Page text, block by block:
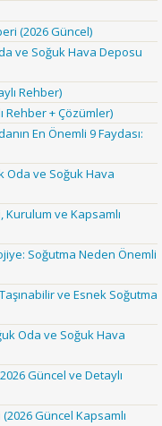
(2026 Güncel)
ve Soğuk Hava Deposu
Rehber)
Rehber + Çözümler)
En Önemli 9 Faydası:
Oda ve Soğuk Hava
ve Kapsamlı
Soğutma Neden Önemli
ve Esnek Soğutma
Oda ve Soğuk Hava
Güncel ve Detaylı
Güncel Kapsamlı